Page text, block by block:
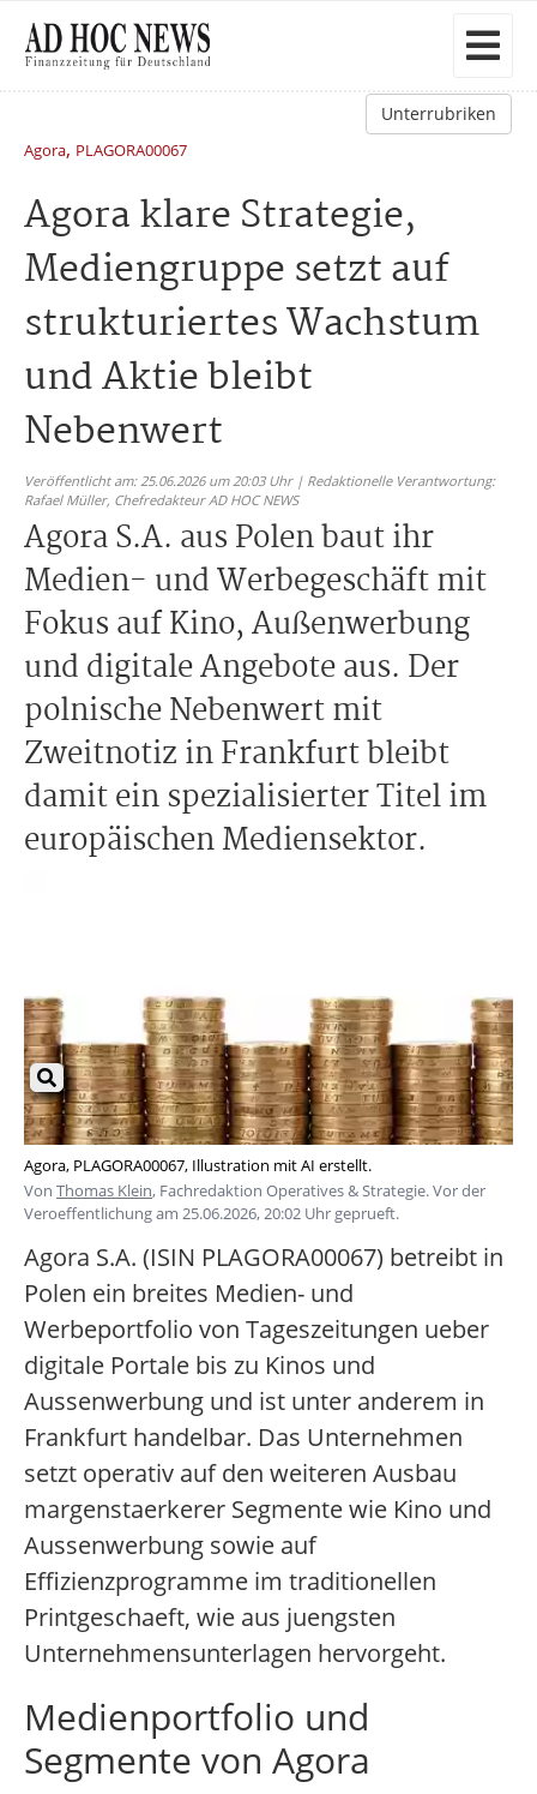
Unterrubriken
Agora, PLAGORA00067
Agora klare Strategie,
Mediengruppe setzt auf
strukturiertes Wachstum
und Aktie bleibt
Nebenwert
Veröffentlicht am: 25.06.2026 um 20:03 Uhr | Redaktionelle Verantwortung:
Rafael Müller, Chefredakteur AD HOC NEWS
Agora S.A. aus Polen baut ihr
Medien- und Werbegeschäft mit
Fokus auf Kino, Außenwerbung
und digitale Angebote aus. Der
polnische Nebenwert mit
Zweitnotiz in Frankfurt bleibt
damit ein spezialisierter Titel im
europäischen Mediensektor.
Agora, PLAGORA00067, Illustration mit AI erstellt.
Von Thomas Klein, Fachredaktion Operatives & Strategie. Vor der
Veroeffentlichung am 25.06.2026, 20:02 Uhr geprueft.
Agora S.A. (ISIN PLAGORA00067) betreibt in
Polen ein breites Medien- und
Werbeportfolio von Tageszeitungen ueber
digitale Portale bis zu Kinos und
Aussenwerbung und ist unter anderem in
Frankfurt handelbar. Das Unternehmen
setzt operativ auf den weiteren Ausbau
margenstaerkerer Segmente wie Kino und
Aussenwerbung sowie auf
Effizienzprogramme im traditionellen
Printgeschaeft, wie aus juengsten
Unternehmensunterlagen hervorgeht.
Medienportfolio und
Segmente von Agora